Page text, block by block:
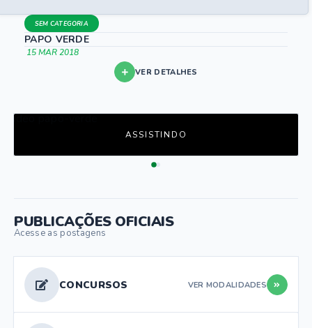
SEM CATEGORIA
15 MAR 2018
PAPO VERDE
VER DETALHES
PUBLICAÇÕES OFICIAIS
Acesse as postagens
CONCURSOS VER MODALIDADES